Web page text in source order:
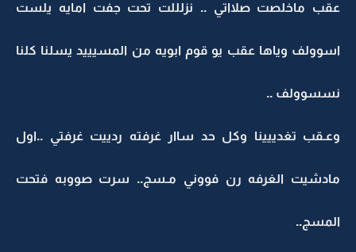
عقب ماخلصت صلااتي .. نزلللت تحت جفت امايه يلست
اسوولف وياها عقب يو قوم ابويه من المسيييد يسلنا كلنا
نسسوولف ..
وعـقب تغدييينا وكل حد ساار غرفته ردييت غرفتي ..اول
مادشيت الغرفه رن فووني مـسج.. سرت صووبه فتحت
المسج..